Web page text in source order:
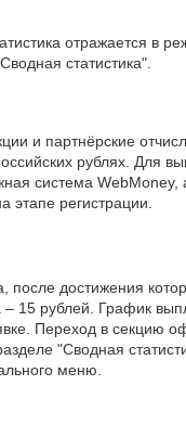
отражается в
статистика".
и партнёрские
рублях. Для
система
этапе регистрации.
достижения
– 15 рублей. График
Переход в секцию
"Сводная
меню.